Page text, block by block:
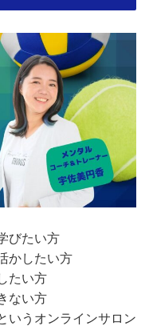
びたい方
かしたい方
たい方
ない方
いうオンラインサロン